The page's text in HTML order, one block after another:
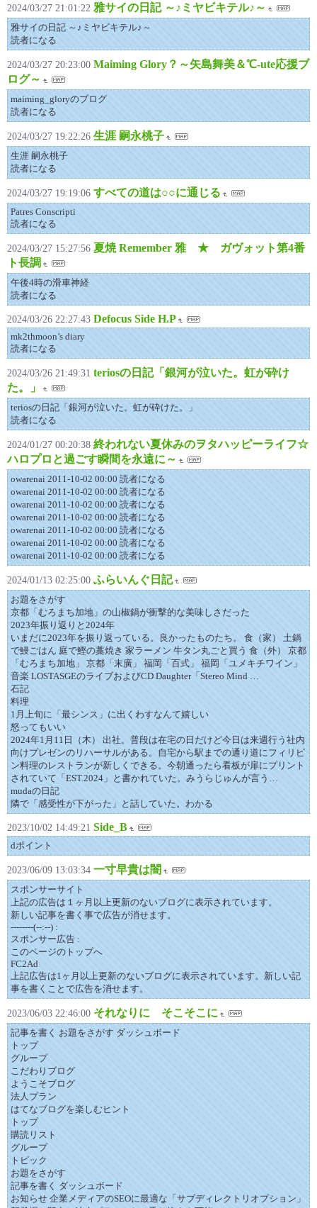
2024/03/27 21:01:22 雅サイの日記 ～♪ミヤビキテル♪～
雅サイの日記 ～♪ミヤビキテル♪～
読者になる
2024/03/27 20:23:00 Maiming Glory？～矢島舞美＆℃-ute応援ブ
ログ～
maiming_gloryのブログ
読者になる
2024/03/27 19:22:26 生涯 嗣永桃子
生涯 嗣永桃子
読者になる
2024/03/27 19:19:06 すべての道は○○に通じる
Patres Conscripti
読者になる
2024/03/27 15:27:56 夏焼 Remember 雅 ★ ガヴォット第4番
ト長調
午後4時の滑車神経
読者になる
2024/03/26 22:27:43 Defocus Side H.P
mk2thmoon’s diary
読者になる
2024/03/26 21:49:31 teriosの日記「銀河が泣いた。虹が砕け
た。」
teriosの日記「銀河が泣いた。虹が砕けた。」
読者になる
2024/01/27 00:20:38 終われない夏休みのヲタハッピーライフ☆
ハロプロと過ごす瞬間を永遠に～
owarenai 2011-10-02 00:00 読者になる
owarenai 2011-10-02 00:00 読者になる
owarenai 2011-10-02 00:00 読者になる
owarenai 2011-10-02 00:00 読者になる
owarenai 2011-10-02 00:00 読者になる
owarenai 2011-10-02 00:00 読者になる
owarenai 2011-10-02 00:00 読者になる
2024/01/13 02:25:00 ふらいんぐ日記
お題をさがす
京都「むろまち加地」の山椒鍋が衝撃的な美味しさだった
2023年振り返りと2024年
いまだに2023年を振り返っている。良かったものたち。 食（家） 土鍋
で鰻ごはん 庭で鰹の藁焼き 家ラーメン 牛タン丸ごと買う 食（外） 京都
「むろまち加地」 京都「末廣」 福岡「百式」 福岡「ユメキチワイン」
音楽 LOSTASGEのライブおよびCD Daughter「Stereo Mind …
石記
料理
1月上旬に「最シンス」に出くわすなんて嬉しい
怒ってもいい
2024年1月11日（木） 出社。普段は在宅の日だけど今日は来週行う社内
向けプレゼンのリハーサルがある。自宅から駅までの通り道にフィリピ
ン料理のレストランが新しくできる。今朝通ったら看板が扉にプリント
されていて「EST.2024」と書かれていた。みうらじゅんが言う…
mudaの日記
隣で「感受性が下がった」と話していた。わかる
2023/10/02 14:49:21 Side_B
dポイント
2023/06/09 13:03:34 一寸早貴は闇
スポンサーサイト
上記の広告は１ヶ月以上更新のないブログに表示されています。
新しい記事を書く事で広告が消せます。
--------(--:--) :
スポンサー広告 :
このページのトップへ
FC2Ad
上記広告は1ヶ月以上更新のないブログに表示されています。新しい記
事を書くことで広告を消せます。
2023/06/03 22:46:00 それなりに そこそこに
記事を書く お題をさがす ダッシュボード
トップ
グループ
こだわりブログ
ようこそブログ
法人プラン
はてなブログを楽しむヒント
トップ
購読リスト
グループ
トピック
お題をさがす
記事を書く ダッシュボード
お知らせ 企業メディアのSEOに最適な「サブディレクトリオプション」